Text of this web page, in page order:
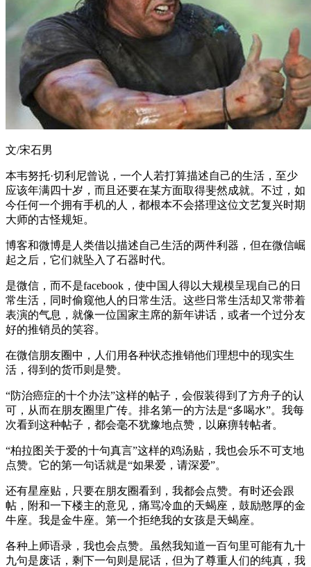
文/宋石男
本韦努托·切利尼曾说，一个人若打算描述自己的生活，至少
应该年满四十岁，而且还要在某方面取得斐然成就。不过，如
今任何一个拥有手机的人，都根本不会搭理这位文艺复兴时期
大师的古怪规矩。
博客和微博是人类借以描述自己生活的两件利器，但在微信崛
起之后，它们就坠入了石器时代。
是微信，而不是facebook，使中国人得以大规模呈现自己的日
常生活，同时偷窥他人的日常生活。这些日常生活却又常带着
表演的气息，就像一位国家主席的新年讲话，或者一个过分友
好的推销员的笑容。
在微信朋友圈中，人们用各种状态推销他们理想中的现实生
活，得到的货币则是赞。
“防治癌症的十个办法”这样的帖子，会假装得到了方舟子的认
可，从而在朋友圈里广传。排名第一的方法是“多喝水”。我每
次看到这种帖子，都会毫不犹豫地点赞，以麻痹转帖者。
“柏拉图关于爱的十句真言”这样的鸡汤贴，我也会乐不可支地
点赞。它的第一句话就是“如果爱，请深爱”。
还有星座贴，只要在朋友圈看到，我都会点赞。有时还会跟
帖，附和一下楼主的意见，痛骂冷血的天蝎座，鼓励憨厚的金
牛座。我是金牛座。第一个拒绝我的女孩是天蝎座。
各种上师语录，我也会点赞。虽然我知道一百句里可能有九十
九句是废话，剩下一句则是屁话，但为了尊重人们的纯真，我